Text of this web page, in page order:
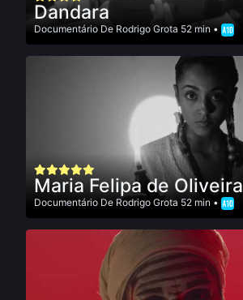
Dandara
Documentário De Rodrigo Grota 52 min •
Maria Felipa de Oliveira
Documentário De Rodrigo Grota 52 min •